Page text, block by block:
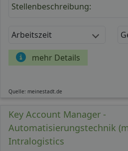
Stellenbeschreibung:
Arbeitszeit
mehr Details
Quelle: meinestadt.de
Key Account Manager -
Automatisierungstechnik
Intralogistics